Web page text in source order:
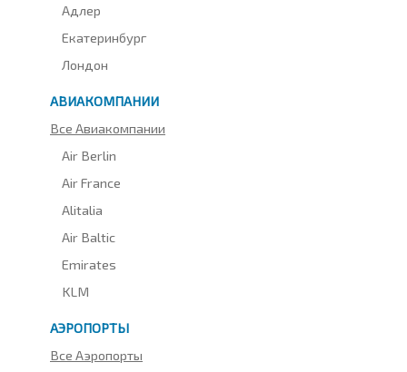
Адлер
Екатеринбург
Лондон
АВИАКОМПАНИИ
Все Авиакомпании
Air Berlin
Air France
Alitalia
Air Baltic
Emirates
KLM
АЭРОПОРТЫ
Все Аэропорты